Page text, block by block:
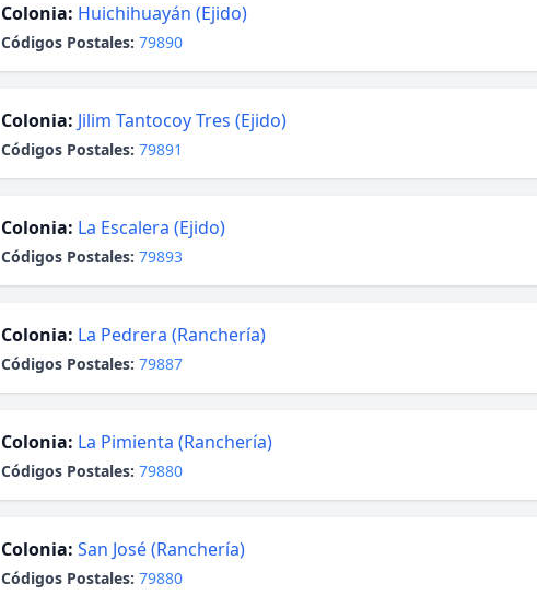
Colonia: Huichihuayán (Ejido)
Códigos Postales: 79890
Colonia: Jilim Tantocoy Tres (Ejido)
Códigos Postales: 79891
Colonia: La Escalera (Ejido)
Códigos Postales: 79893
Colonia: La Pedrera (Ranchería)
Códigos Postales: 79887
Colonia: La Pimienta (Ranchería)
Códigos Postales: 79880
Colonia: San José (Ranchería)
Códigos Postales: 79880